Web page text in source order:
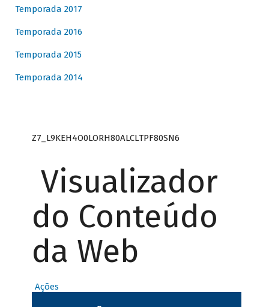
Temporada 2017
Temporada 2016
Temporada 2015
Temporada 2014
Z7_L9KEH4O0LORH80ALCLTPF80SN6
Visualizador
do Conteúdo
da Web
Ações